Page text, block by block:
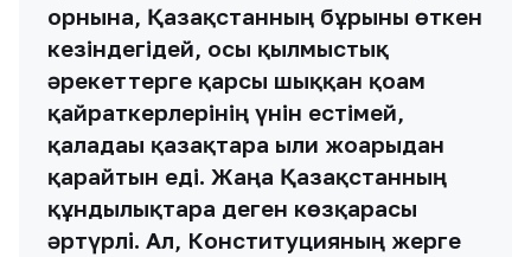
орнына, Қазақстанның бұрынғы өткен
кезiндегiдей, осы қылмыстық
әрекеттерге қарсы шыққан қоғам
қайраткерлерiнiң үнiн естiмей,
қаладағы қазақтарға ылғи жоғарыдан
қарайтын едi. Жаңа Қазақстанның
құндылықтарға деген көзқарасы
әртүрлі. Ал, Конституцияның жерге